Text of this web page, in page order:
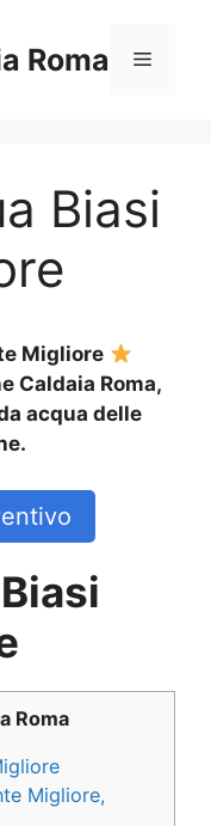
Roma Menu
Biasi
Migliore
Caldaia Roma,
acqua delle
Roma
Migliore,